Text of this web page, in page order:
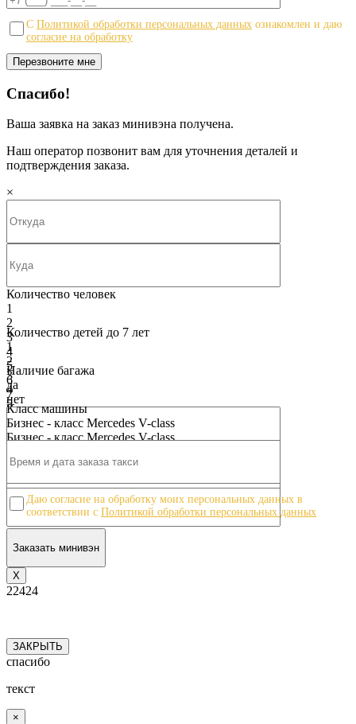
С Политикой обработки персональных данных ознакомлен и даю
согласие на обработку
Спасибо!
Ваша заявка на заказ минивэна получена.
Наш оператор позвонит вам для уточнения деталей и
подтверждения заказа.
×
Количество человек
1
2
3
4
5
6
7
8
9
10
Количество детей до 7 лет
1
2
3
4
5
6
7
9
Наличие багажа
да
нет
Класс машины
Бизнес - класс Mercedes V-class
Бизнес - класс Mercedes V-class
Даю согласие на обработку моих персональных данных в
соответствии с Политикой обработки персональных данных
Х
22424
ЗАКРЫТЬ
спасибо
текст
×